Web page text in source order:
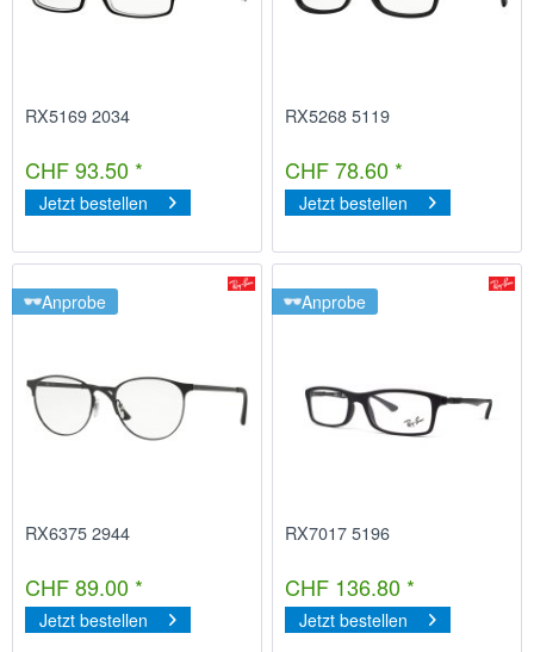
RX5169 2034
CHF 93.50 *
Jetzt bestellen
RX5268 5119
CHF 78.60 *
Jetzt bestellen
Anprobe
RX6375 2944
CHF 89.00 *
Jetzt bestellen
Anprobe
RX7017 5196
CHF 136.80 *
Jetzt bestellen